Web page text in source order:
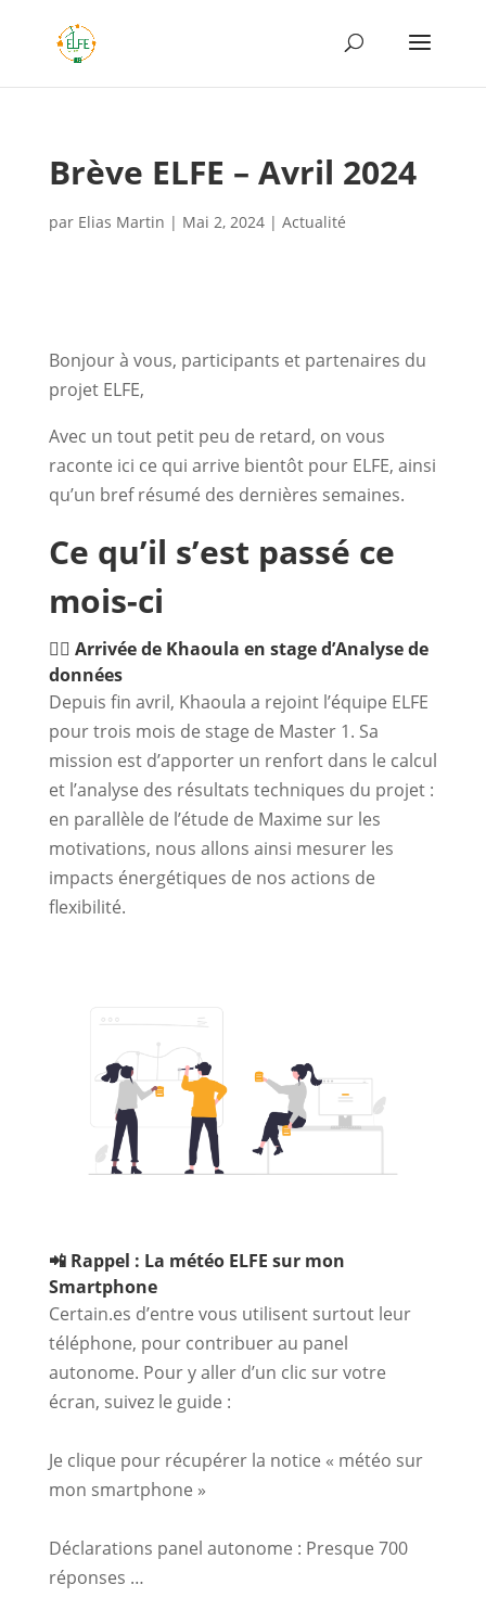
Brève ELFE – Avril 2024
par Elias Martin | Mai 2, 2024| Actualité
Bonjour à vous, participants et partenaires du
projet ELFE,
Avec un tout petit peu de retard, on vous
raconte ici ce qui arrive bientôt pour ELFE, ainsi
qu’un bref résumé des dernières semaines.
Ce qu’il s’est passé ce
mois-ci
🙋‍♀️ Arrivée de Khaoula en stage d’Analyse de
données
Depuis fin avril, Khaoula a rejoint l’équipe ELFE
pour trois mois de stage de Master 1. Sa
mission est d’apporter un renfort dans le calcul
et l’analyse des résultats techniques du projet :
en parallèle de l’étude de Maxime sur les
motivations, nous allons ainsi mesurer les
impacts énergétiques de nos actions de
flexibilité.
📲 Rappel : La météo ELFE sur mon
Smartphone
Certain.es d’entre vous utilisent surtout leur
téléphone, pour contribuer au panel
autonome. Pour y aller d’un clic sur votre
écran, suivez le guide :
Je clique pour récupérer la notice « météo sur
mon smartphone »
Déclarations panel autonome : Presque 700
réponses …